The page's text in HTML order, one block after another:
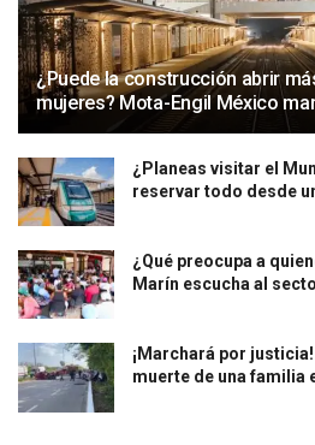
¿Puede la construcción abrir
mujeres? Mota-Engil México
¿Planeas visitar el
reservar todo desde
¿Qué preocupa a
Marín escucha al
¡Marchará por
muerte de una familia